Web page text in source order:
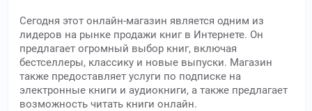
Сегодня этот онлайн-магазин является одним из
лидеров на рынке продажи книг в Интернете. Он
предлагает огромный выбор книг, включая
бестселлеры, классику и новые выпуски. Магазин
также предоставляет услуги по подписке на
электронные книги и аудиокниги, а также предлагает
возможность читать книги онлайн.